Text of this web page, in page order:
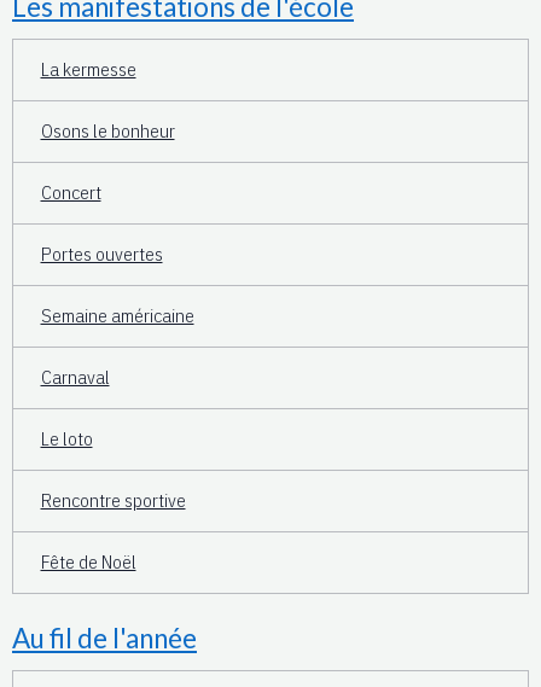
La kermesse
Osons le bonheur
Concert
Portes ouvertes
Semaine américaine
Carnaval
Le loto
Rencontre sportive
Fête de Noël
Au fil de l'année